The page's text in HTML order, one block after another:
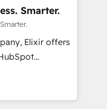
creating
defined
on with clear
values; Joy, Grit,
its clientele, and
Elixir Solutions - Your business. Smarter.
Elixir offers
mid-market
operates in the